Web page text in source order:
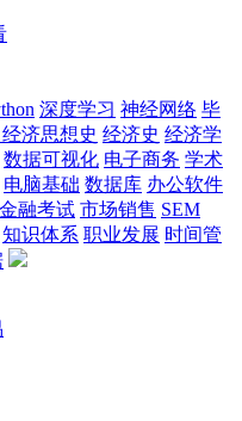
深度学习 神经网络 毕
经济思想史 经济史 经济学
数据可视化 电子商务 学术
电脑基础 数据库 办公软件
融考试 市场销售 SEM
知识体系 职业发展 时间管